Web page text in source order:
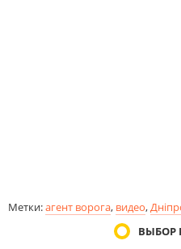
Метки:агент ворога, видео,
ВЫБОР